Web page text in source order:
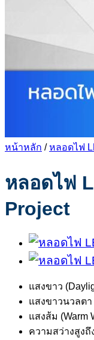
หน้าหลัก / หลอดไฟ
หลอดไฟ
Project
แสงขาว
แสงขาวนวลตา
แสงส้ม (Warm
ความสว่างสูงถึ